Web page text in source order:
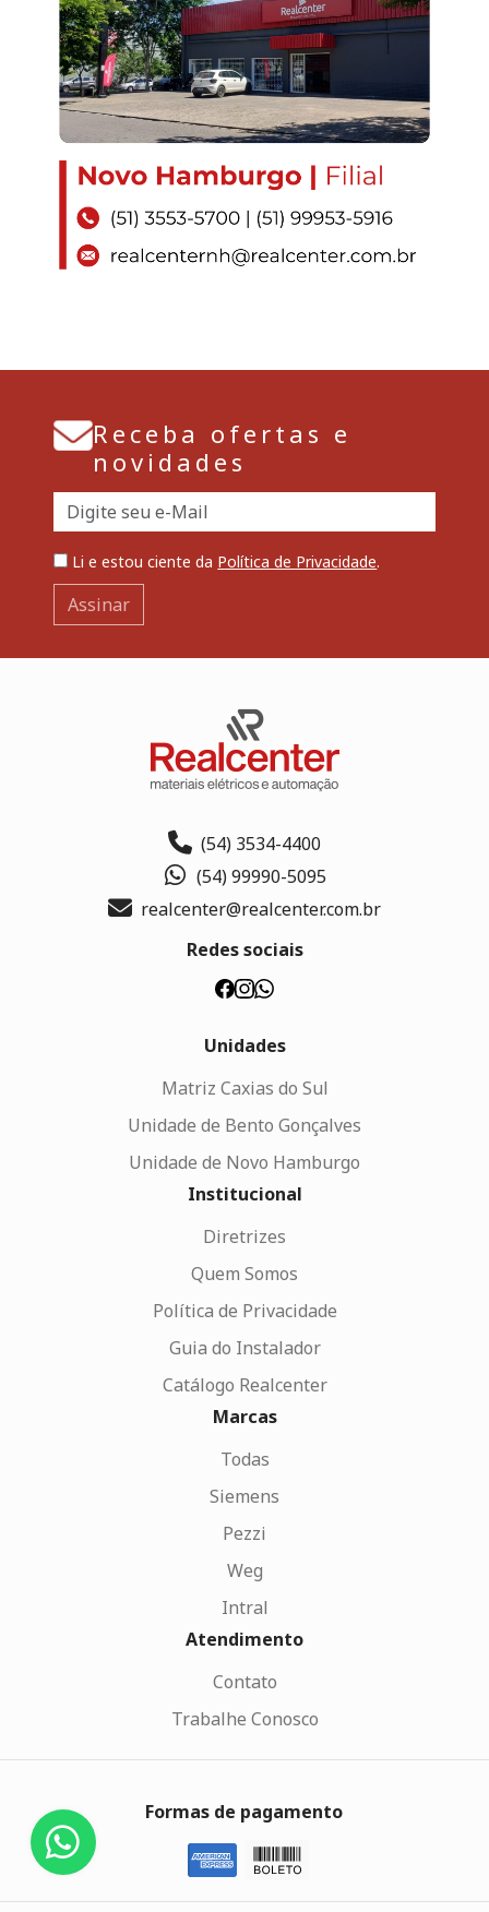
Receba ofertas e
novidades
Li e estou ciente da Política de Privacidade.
Assinar
(54) 3534-4400
(54) 99990-5095
realcenter@realcenter.com.br
Redes sociais
Unidades
Matriz Caxias do Sul
Unidade de Bento Gonçalves
Unidade de Novo Hamburgo
Institucional
Diretrizes
Quem Somos
Política de Privacidade
Guia do Instalador
Catálogo Realcenter
Marcas
Todas
Siemens
Pezzi
Weg
Intral
Atendimento
Contato
Trabalhe Conosco
Formas de pagamento